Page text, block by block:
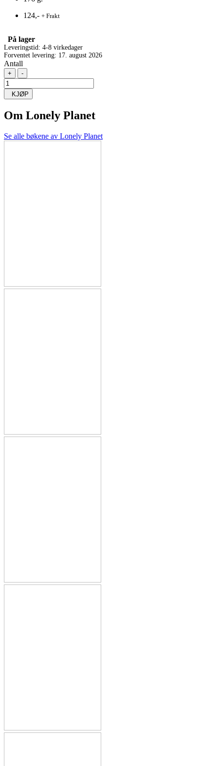
124,- + Frakt
På lager
Leveringstid: 4-8 virkedager
Forventet levering: 17. august 2026
Antall
+ -
KJØP
Om Lonely Planet
Se alle bøkene av Lonely Planet